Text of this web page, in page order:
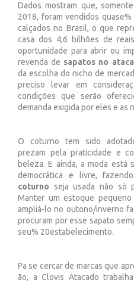
Dados mostram que,
2018, foram vendidos
calçados no Brasil, o que
casa dos 4,6 bilhões de
oportunidade para abrir ou
revenda de sapatos no
da escolha do nicho de
preciso levar em
condições que serão
demanda exigida por eles e as
O coturno tem sido
prezam pela praticidade e
beleza. E ainda, a moda está
democrática e livre,
coturno seja usada não só
Manter um estoque pequeno
ampliá-lo no outono/inverno
procuram por esse sapato
seu% 20estabelecimento.
Pa se cercar de marcas que
ão, a Clovis Atacado